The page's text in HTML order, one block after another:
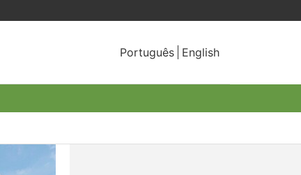
Português English